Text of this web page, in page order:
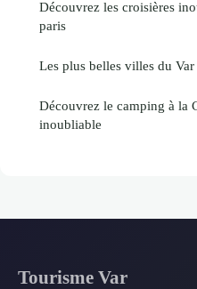
Découvrez les croisières
paris
Les plus belles villes du Var
Découvrez le camping à la
inoubliable
Tourisme Var